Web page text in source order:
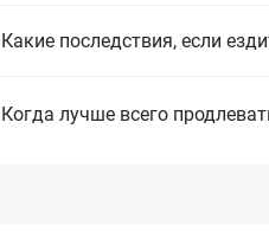
Какие последствия, если
Когда лучше всего